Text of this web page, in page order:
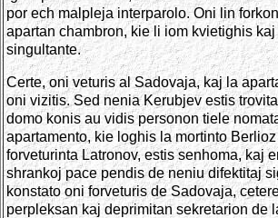
por ech malpleja interparolo. Oni lin
apartan chambron, kie li iom kvietighis
singultante.
Certe, oni veturis al Sadovaja, kaj la
oni vizitis. Sed nenia Kerubjev estis
domo konis au vidis personon tiele
apartamento, kie loghis la mortinto
forveturinta Latronov, estis senhoma, kaj
shrankoj pace pendis de neniu difektitaj
konstato oni forveturis de Sadovaja,
perpleksan kaj deprimitan sekretarion de